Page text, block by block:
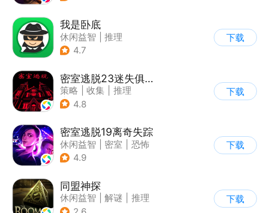
我是卧底
休闲益智
推理
| 派对游戏
4.7
下载
密室逃脱23迷失俱乐部
策略 收集
推理
| 密室逃脱
4.8
下载
密室逃脱19离奇失踪
休闲益智 密室
恐怖
| 密室逃脱
4.9
下载
同盟神探
休闲益智 解谜
推理
| 密室逃脱
下载